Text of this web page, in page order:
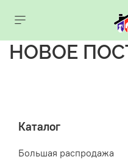
НОВОЕ
Каталог
Большая распродажа